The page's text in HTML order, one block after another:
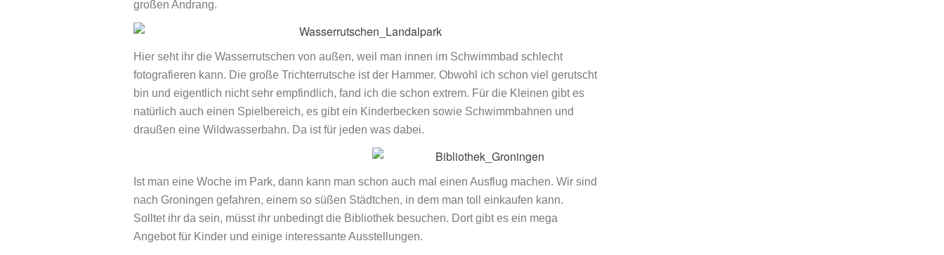
großen Andrang.
Hier seht ihr die Wasserrutschen von außen, weil man innen im Schwimmbad schlecht
fotografieren kann. Die große Trichterrutsche ist der Hammer. Obwohl ich schon viel gerutscht
bin und eigentlich nicht sehr empfindlich, fand ich die schon extrem. Für die Kleinen gibt es
natürlich auch einen Spielbereich, es gibt ein Kinderbecken sowie Schwimmbahnen und
draußen eine Wildwasserbahn. Da ist für jeden was dabei.
Ist man eine Woche im Park, dann kann man schon auch mal einen Ausflug machen. Wir sind
nach Groningen gefahren, einem so süßen Städtchen, in dem man toll einkaufen kann.
Solltet ihr da sein, müsst ihr unbedingt die Bibliothek besuchen. Dort gibt es ein mega
Angebot für Kinder und einige interessante Ausstellungen.